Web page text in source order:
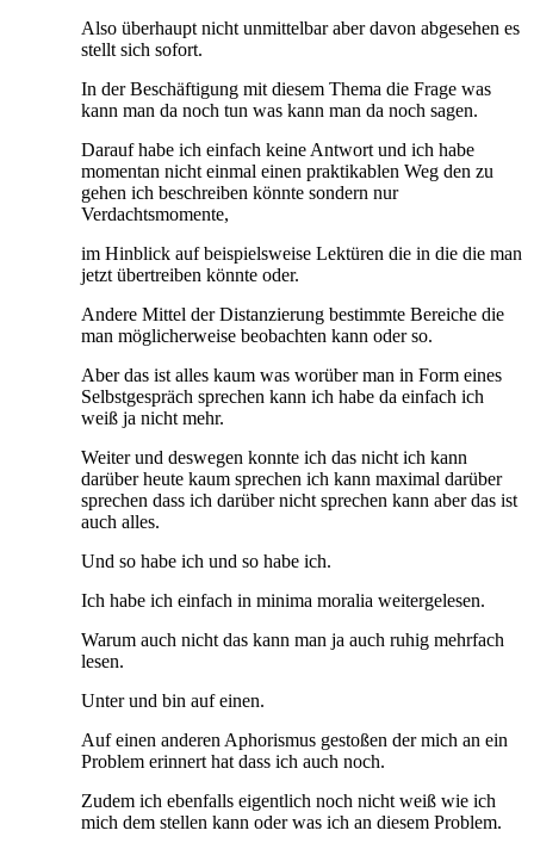
Also überhaupt nicht unmittelbar aber davon abgesehen es
stellt sich sofort.
In der Beschäftigung mit diesem Thema die Frage was
kann man da noch tun was kann man da noch sagen.
Darauf habe ich einfach keine Antwort und ich habe
momentan nicht einmal einen praktikablen Weg den zu
gehen ich beschreiben könnte sondern nur
Verdachtsmomente,
im Hinblick auf beispielsweise Lektüren die in die die man
jetzt übertreiben könnte oder.
Andere Mittel der Distanzierung bestimmte Bereiche die
man möglicherweise beobachten kann oder so.
Aber das ist alles kaum was worüber man in Form eines
Selbstgespräch sprechen kann ich habe da einfach ich
weiß ja nicht mehr.
Weiter und deswegen konnte ich das nicht ich kann
darüber heute kaum sprechen ich kann maximal darüber
sprechen dass ich darüber nicht sprechen kann aber das ist
auch alles.
Und so habe ich und so habe ich.
Ich habe ich einfach in minima moralia weitergelesen.
Warum auch nicht das kann man ja auch ruhig mehrfach
lesen.
Unter und bin auf einen.
Auf einen anderen Aphorismus gestoßen der mich an ein
Problem erinnert hat dass ich auch noch.
Zudem ich ebenfalls eigentlich noch nicht weiß wie ich
mich dem stellen kann oder was ich an diesem Problem.